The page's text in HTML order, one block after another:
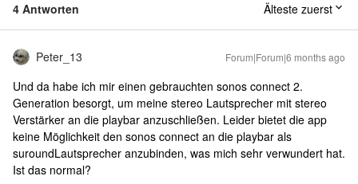
4 Antworten Älteste zuerst
Peter_13 Forum|Forum|6 months ago
Und da habe ich mir einen gebrauchten sonos connect 2.
Generation besorgt, um meine stereo Lautsprecher mit stereo
Verstärker an die playbar anzuschließen. Leider bietet die app
keine Möglichkeit den sonos connect an die playbar als
suroundLautsprecher anzubinden, was mich sehr verwundert hat.
Ist das normal?